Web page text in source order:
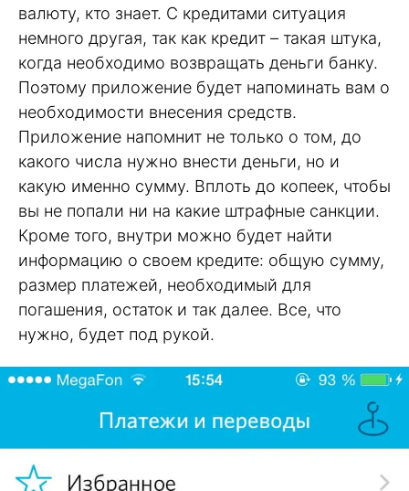
валюту, кто знает. С кредитами ситуация
немного другая, так как кредит – такая штука,
когда необходимо возвращать деньги банку.
Поэтому приложение будет напоминать вам о
необходимости внесения средств.
Приложение напомнит не только о том, до
какого числа нужно внести деньги, но и
какую именно сумму. Вплоть до копеек, чтобы
вы не попали ни на какие штрафные санкции.
Кроме того, внутри можно будет найти
информацию о своем кредите: общую сумму,
размер платежей, необходимый для
погашения, остаток и так далее. Все, что
нужно, будет под рукой.